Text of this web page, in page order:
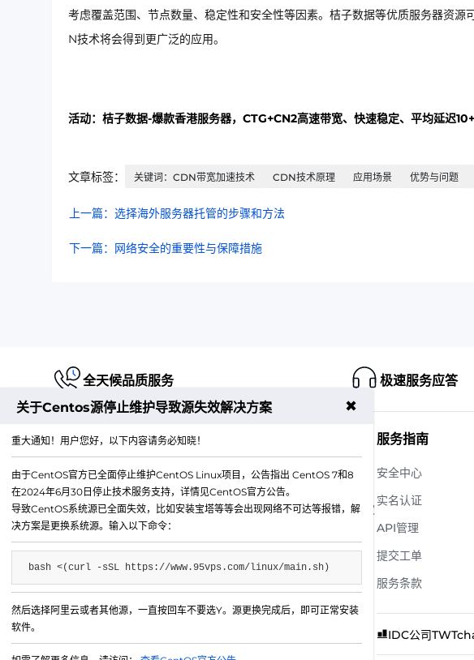
考虑覆盖范围、节点数量、稳定性和安全性等因素。桔子数据等优质服务器资
N技术将会得到更广泛的应用。
活动：桔子数据-爆款香港服务器，CTG+CN2高速带宽、快速稳定、平均延迟
文章标签： 关键词：CDN带宽加速技术 CDN技术原理 应用场景 优势与问题
上一篇：选择海外服务器托管的步骤和方法
下一篇：网络安全的重要性与保障措施
全天候品质服务 极速服务应答
江苏铭联云计算有限公司
Copyright © 2019-2026 All Rights Reserved.铭联科技 版权
所有
电子邮箱：mail@6w.cx
商务QQ：37809874
公司地址：苏州市姑苏区博济江南智造园1幢2029室
服务指南
安全中心
实名认证
API管理
提交工单
服务条款
IDC公司
关于Centos源停止维护导致源失效解决方案 ✖
重大通知！用户您好，以下内容请务必知晓！
由于CentOS官方已全面停止维护CentOS Linux项目，公告指出 CentOS 7和8
在2024年6月30日停止技术服务支持，详情见CentOS官方公告。
导致CentOS系统源已全面失效，比如安装宝塔等等会出现网络不可达等报错，解
决方案是更换系统源。输入以下命令：
bash <(curl -sSL https://www.95vps.com/linux/main.sh)
然后选择阿里云或者其他源，一直按回车不要选Y。源更换完成后，即可正常安装
软件。